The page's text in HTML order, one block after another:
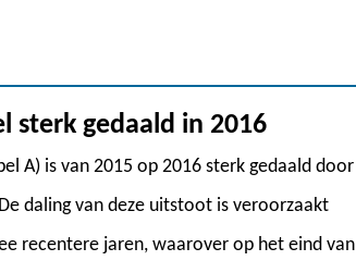
sterk gedaald in 2016
A) is van 2015 op 2016 sterk gedaald door
daling van deze uitstoot is veroorzaakt
recentere jaren, waarover op het eind van